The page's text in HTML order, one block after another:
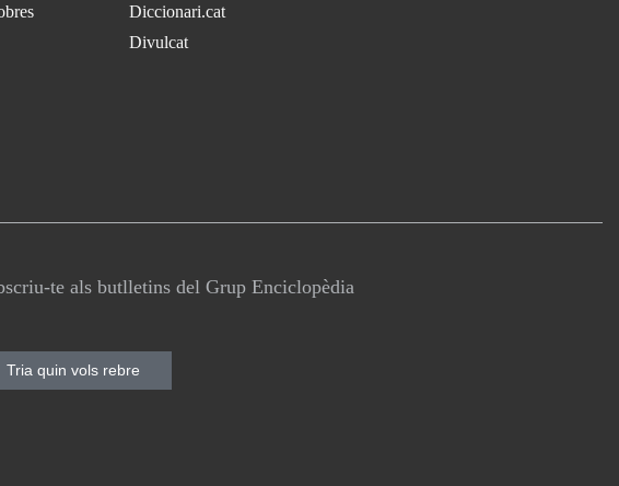
Diccionari.cat
Divulcat
te als butlletins del Grup Enciclopèdia
Tria quin vols rebre